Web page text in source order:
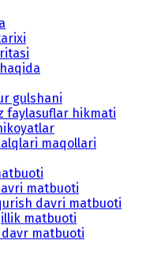
gulshani
faylasuflar hikmati
maqollari
matbuoti
davri matbuoti
matbuoti
davr matbuoti